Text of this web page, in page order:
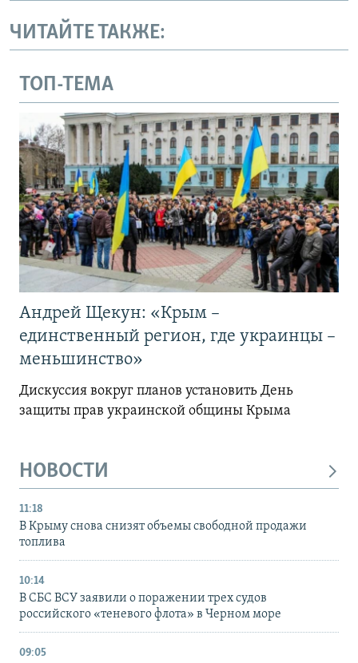
ЧИТАЙТЕ ТАКЖЕ:
ТОП-ТЕМА
Андрей Щекун: «Крым –
единственный регион, где украинцы –
меньшинство»
Дискуссия вокруг планов установить День
защиты прав украинской общины Крыма
НОВОСТИ
11:18
В Крыму снова снизят объемы свободной продажи
топлива
10:14
В СБС ВСУ заявили о поражении трех судов
российского «теневого флота» в Черном море
09:05